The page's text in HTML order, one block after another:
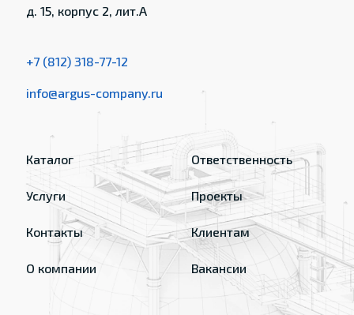
д. 15, корпус 2, лит.А
+7 (812) 318-77-12
info@argus-company.ru
Каталог
Услуги
Контакты
О компании
Ответственность
Проекты
Клиентам
Вакансии